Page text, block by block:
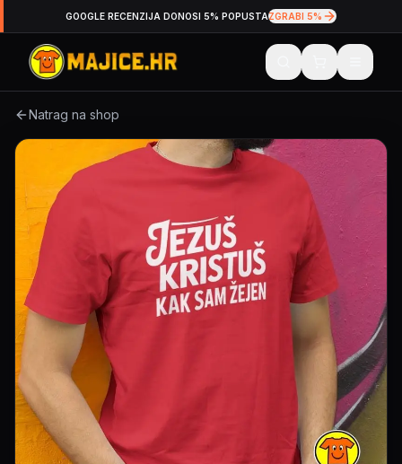
GOOGLE RECENZIJA DONOSI 5% POPUSTAZGRABI 5%
Natrag na shop